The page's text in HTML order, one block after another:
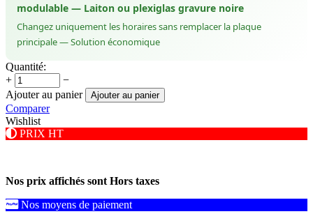
modulable — Laiton ou plexiglas gravure noire
Changez uniquement les horaires sans remplacer la plaque
principale — Solution économique
Quantité:
+
−
Ajouter au panier
Ajouter au panier
Comparer
Wishlist
PRIX HT
Nos prix affichés sont Hors taxes
Nos moyens de paiement